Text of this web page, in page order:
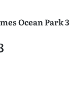
Ocean Park 3